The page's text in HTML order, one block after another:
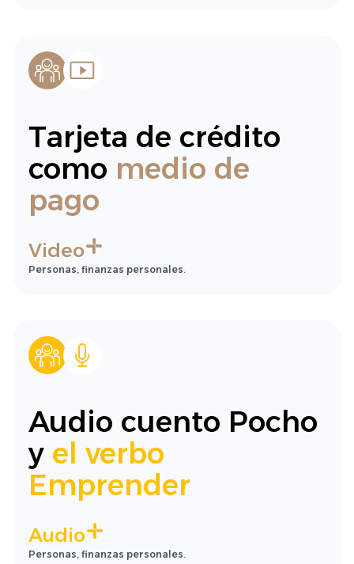
Tarjeta de crédito
como medio de
pago
Video
Personas, finanzas personales.
Audio cuento Pocho
y el verbo
Emprender
Audio
Personas, finanzas personales.